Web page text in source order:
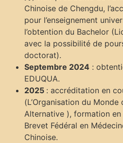
Chinoise de Chengdu,
pour l’enseignement
l’obtention du Bachelor
avec la possibilité de
doctorat).
Septembre 2024 :
EDUQUA.
2025 : accréditation en
(L’Organisation du
Alternative ), formation en
Brevet Fédéral en
Chinoise.